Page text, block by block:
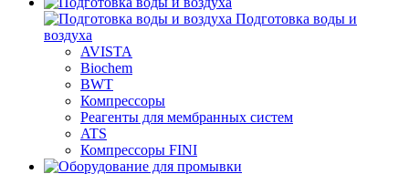
Подготовка воды и
воздуха
AVISTA
Biochem
BWT
Компрессоры
Реагенты для мембранных систем
ATS
Компрессоры FINI